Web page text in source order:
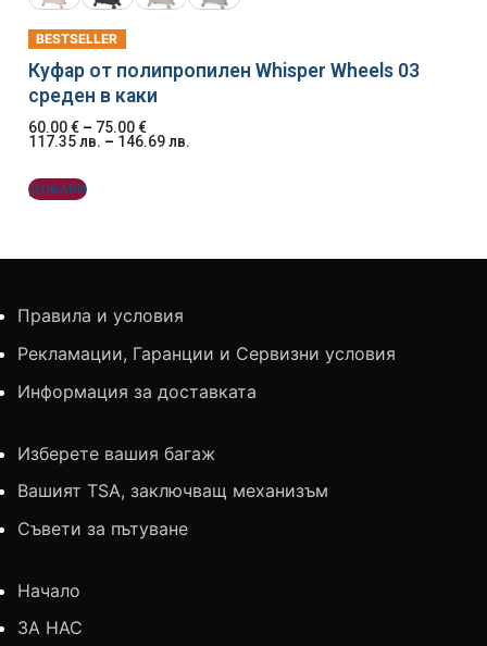
BESTSELLER
Куфар от полипропилен Whisper Wheels 03
среден в каки
60.00€ – 75.00€
117.35лв. – 146.69лв.
ДОБАВИ
Правила и условия
Рекламации, Гаранции и Сервизни условия
Информация за доставката
Изберете вашия багаж
Вашият TSA, заключващ механизъм
Съвети за пътуване
Начало
ЗА НАС